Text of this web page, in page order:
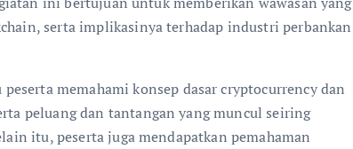
serta implikasinya terhadap industri perbankan
memahami konsep dasar cryptocurrency dan
peluang dan tantangan yang muncul seiring
itu, peserta juga mendapatkan pemahaman